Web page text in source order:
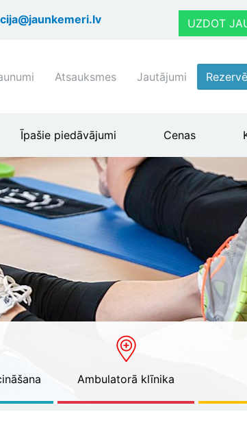
UZDOT
Atsauksmes Jautājumi
Īpašie piedāvājumi Cenas
Ambulatorā klīnika